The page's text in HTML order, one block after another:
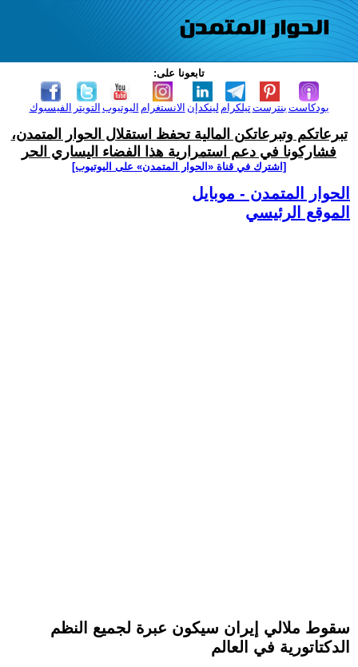
تابعونا على:
الفيسبوك التويتر اليوتيوب الانستغرام لينكدإن تيلكرامبنترست بودكاست
تبرعاتكم وتبرعاتكن المالية تحفظ استقلال الحوار المتمدن،
فشاركونا في دعم استمرارية هذا الفضاء اليساري الحر
[اشترك في قناة ‫«الحوار المتمدن» على اليوتيوب]
الحوار المتمدن - موبايل
الموقع الرئيسي
سقوط ملالي إيران سيکون عبرة لجميع النظم
الدکتاتورية في العالم